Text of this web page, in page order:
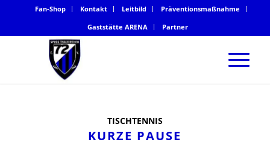
Fan-Shop Kontakt Leitbild
Präventionsmaßnahme
Gaststätte ARENA
Partner
TISCHTENNIS
KURZE PAUSE